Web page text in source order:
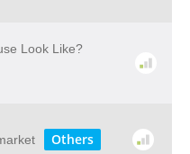
Look Like?
Others